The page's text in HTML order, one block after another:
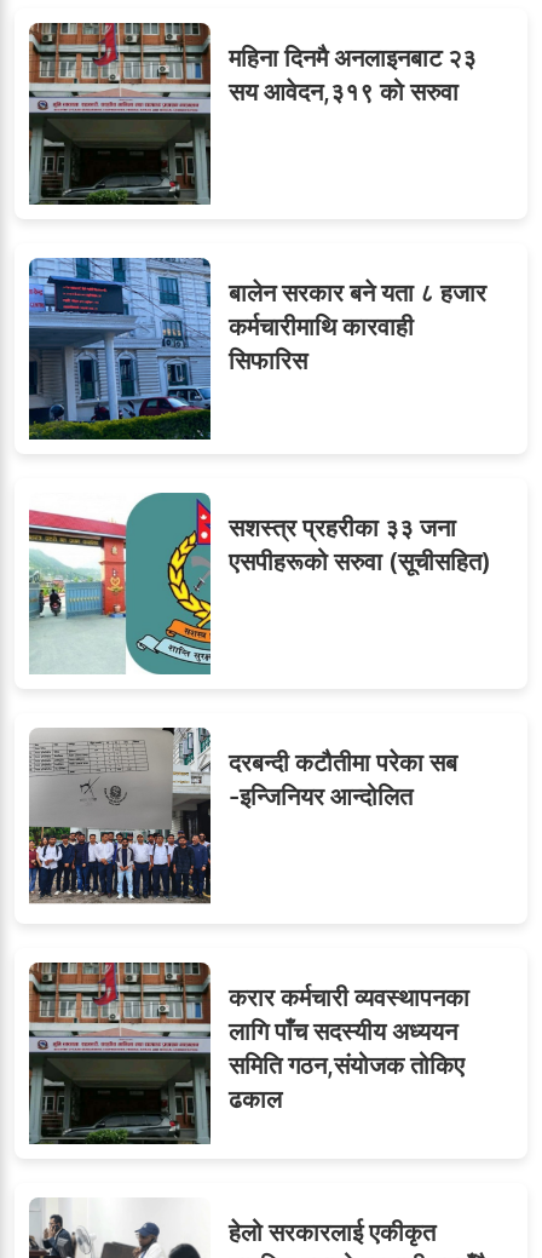
टिप्स
७ ओएनएमका नाममा अत्याचार :
सब–इन्जिनियरहरुको गम्भीर
ध्यानाकर्षण
८जुनियरलाई दोहोरो जिम्मेवारी,
मन्त्रालयभित्र असन्तुष्टि
९ र दुई लेखापढी व्यवसायी ३ लाख
घुससहित पक्राउ
महिना दिनमै अनलाइनबाट २३
सय आवेदन,३१९ को सरुवा
बालेन सरकार बने यता ८ हजार
कर्मचारीमाथि कारवाही
सिफारिस
सशस्त्र प्रहरीका ३३ जना
एसपीहरूको सरुवा (सूचीसहित)
दरबन्दी कटौतीमा परेका सब
-इन्जिनियर आन्दोलित
करार कर्मचारी व्यवस्थापनका
लागि पाँच सदस्यीय अध्ययन
समिति गठन,संयोजक तोकिए
ढकाल
हेलो सरकारलाई एकीकृत